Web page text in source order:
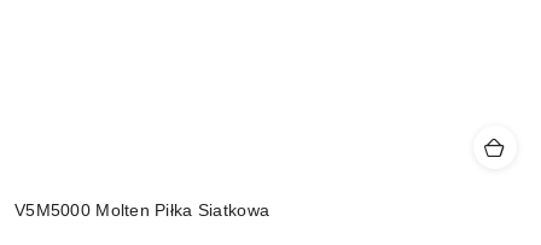
V5M5000 Molten Piłka Siatkowa